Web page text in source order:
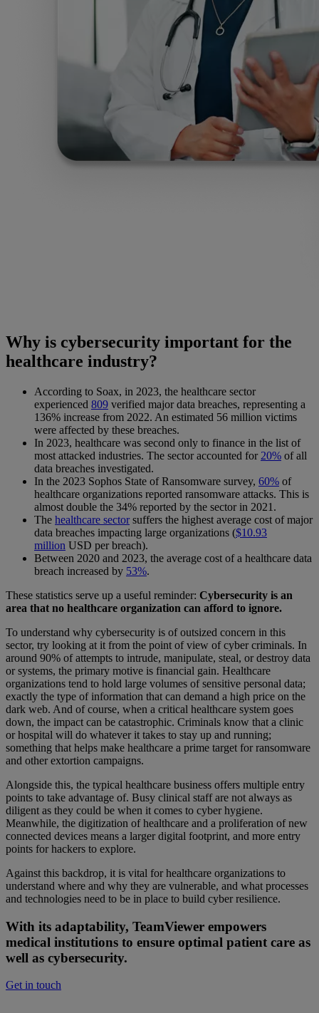
Why is cybersecurity important for the
healthcare industry?
According to Soax, in 2023, the healthcare sector
experienced 809 verified major data breaches, representing a
136% increase from 2022. An estimated 56 million victims
were affected by these breaches.
In 2023, healthcare was second only to finance in the list of
most attacked industries. The sector accounted for 20% of all
data breaches investigated.
In the 2023 Sophos State of Ransomware survey, 60% of
healthcare organizations reported ransomware attacks. This is
almost double the 34% reported by the sector in 2021.
The healthcare sectorsuffers the highest average cost of major
data breaches impacting large organizations ($10.93
million USD per breach).
Between 2020 and 2023, the average cost of a healthcare data
breach increased by 53%.
These statistics serve up a useful reminder: Cybersecurity is an
area that no healthcare organization can afford to ignore.
To understand why cybersecurity is of outsized concern in this
sector, try looking at it from the point of view of cyber criminals. In
around 90% of attempts to intrude, manipulate, steal, or destroy data
or systems, the primary motive is financial gain. Healthcare
organizations tend to hold large volumes of sensitive personal data;
exactly the type of information that can demand a high price on the
dark web. And of course, when a critical healthcare system goes
down, the impact can be catastrophic. Criminals know that a clinic
or hospital will do whatever it takes to stay up and running;
something that helps make healthcare a prime target for ransomware
and other extortion campaigns.
Alongside this, the typical healthcare business offers multiple entry
points to take advantage of. Busy clinical staff are not always as
diligent as they could be when it comes to cyber hygiene.
Meanwhile, the digitization of healthcare and a proliferation of new
connected devices means a larger digital footprint, and more entry
points for hackers to explore.
Against this backdrop, it is vital for healthcare organizations to
understand where and why they are vulnerable, and what processes
and technologies need to be in place to build cyber resilience.
With its adaptability, TeamViewer empowers
medical institutions to ensure optimal patient care as
well as cybersecurity.
Get in touch